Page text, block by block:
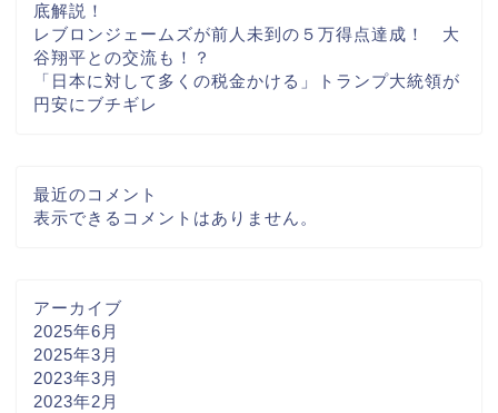
底解説！
レブロンジェームズが前人未到の５万得点達成！ 大
谷翔平との交流も！？
「日本に対して多くの税金かける」トランプ大統領が
円安にブチギレ
最近のコメント
表示できるコメントはありません。
アーカイブ
2025年6月
2025年3月
2023年3月
2023年2月